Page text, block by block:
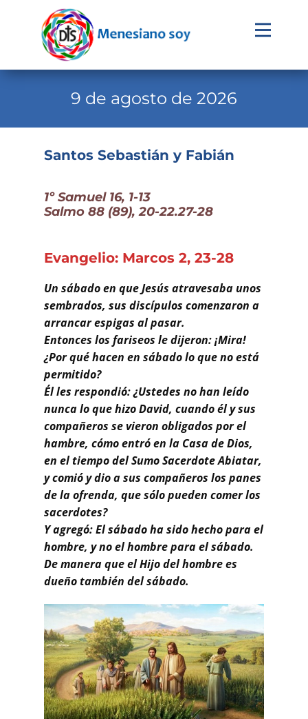
Evangelio
Familia Menesiana
Recursos
Contacto
Buscar
9 de agosto de 2026
Santos Sebastián y Fabián
1º Samuel 16, 1-13
Salmo 88 (89), 20-22.27-28
Evangelio: Marcos 2, 23-28
Un sábado en que Jesús atravesaba unos
sembrados, sus discípulos comenzaron a
arrancar espigas al pasar.
Entonces los fariseos le dijeron: ¡Mira!
¿Por qué hacen en sábado lo que no está
permitido?
Él les respondió: ¿Ustedes no han leído
nunca lo que hizo David, cuando él y sus
compañeros se vieron obligados por el
hambre, cómo entró en la Casa de Dios,
en el tiempo del Sumo Sacerdote Abiatar,
y comió y dio a sus compañeros los panes
de la ofrenda, que sólo pueden comer los
sacerdotes?
Y agregó: El sábado ha sido hecho para el
hombre, y no el hombre para el sábado.
De manera que el Hijo del hombre es
dueño también del sábado.